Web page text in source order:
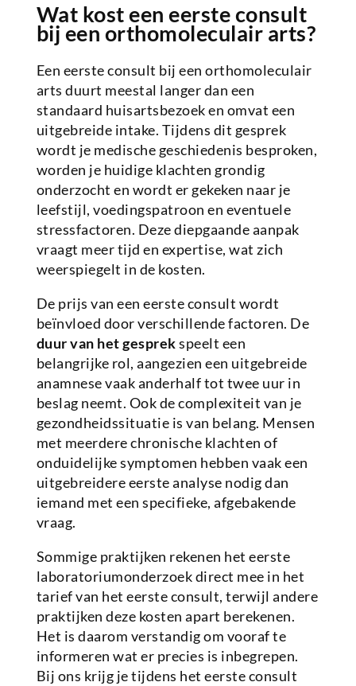
Wat kost een eerste consult
bij een orthomoleculair arts?
Een eerste consult bij een orthomoleculair
arts duurt meestal langer dan een
standaard huisartsbezoek en omvat een
uitgebreide intake. Tijdens dit gesprek
wordt je medische geschiedenis besproken,
worden je huidige klachten grondig
onderzocht en wordt er gekeken naar je
leefstijl, voedingspatroon en eventuele
stressfactoren. Deze diepgaande aanpak
vraagt meer tijd en expertise, wat zich
weerspiegelt in de kosten.
De prijs van een eerste consult wordt
beïnvloed door verschillende factoren. De
duur van het gesprekspeelt een
belangrijke rol, aangezien een uitgebreide
anamnese vaak anderhalf tot twee uur in
beslag neemt. Ook de complexiteit van je
gezondheidssituatie is van belang. Mensen
met meerdere chronische klachten of
onduidelijke symptomen hebben vaak een
uitgebreidere eerste analyse nodig dan
iemand met een specifieke, afgebakende
vraag.
Sommige praktijken rekenen het eerste
laboratoriumonderzoek direct mee in het
tarief van het eerste consult, terwijl andere
praktijken deze kosten apart berekenen.
Het is daarom verstandig om vooraf te
informeren wat er precies is inbegrepen.
Bij ons krijg je tijdens het eerste consult